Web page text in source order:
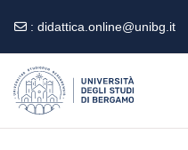
: didattica.online@unibg.it